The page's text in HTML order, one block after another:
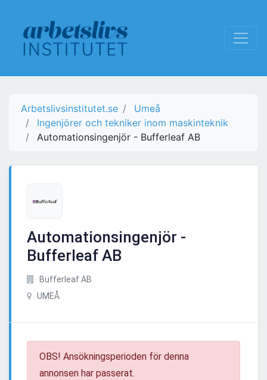
Arbetslivsinstitutet.se
Umeå
Ingenjörer och tekniker inom maskinteknik
Automationsingenjör - Bufferleaf AB
Automationsingenjör -
Bufferleaf AB
Bufferleaf AB
UMEÅ
OBS! Ansökningsperioden för denna
annonsen har passerat.